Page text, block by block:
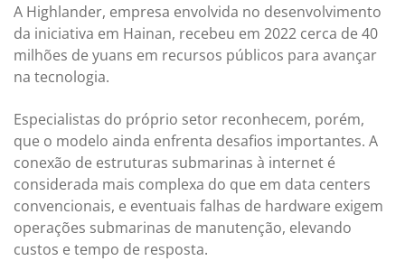
A Highlander, empresa envolvida no desenvolvimento
da iniciativa em Hainan, recebeu em 2022 cerca de 40
milhões de yuans em recursos públicos para avançar
na tecnologia.
Especialistas do próprio setor reconhecem, porém,
que o modelo ainda enfrenta desafios importantes. A
conexão de estruturas submarinas à internet é
considerada mais complexa do que em data centers
convencionais, e eventuais falhas de hardware exigem
operações submarinas de manutenção, elevando
custos e tempo de resposta.